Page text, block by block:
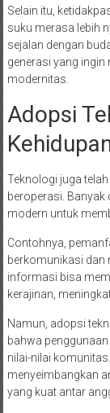
Selain itu,
suku merasa lebih
sejalan dengan
generasi yang
modernitas.
Adopsi
Teknologi juga
beroperasi. Banyak
modern untuk
Contohnya,
berkomunikasi dan
informasi bisa
kerajinan,
Namun, adopsi
bahwa
nilai-nilai
menyeimbangkan
yang kuat antar